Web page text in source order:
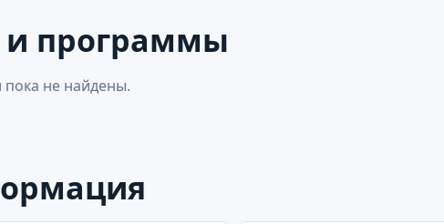
и программы
пока не найдены.